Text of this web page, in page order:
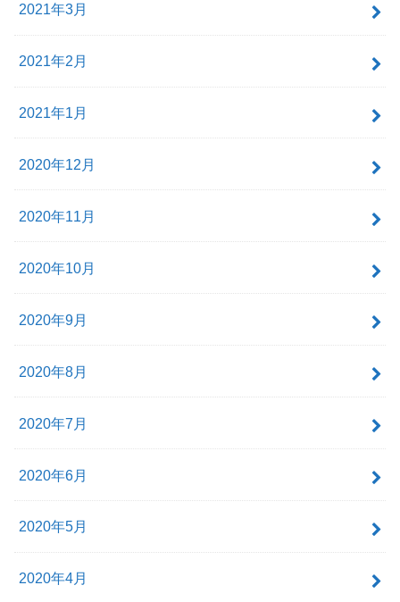
2021年3月
2021年2月
2021年1月
2020年12月
2020年11月
2020年10月
2020年9月
2020年8月
2020年7月
2020年6月
2020年5月
2020年4月